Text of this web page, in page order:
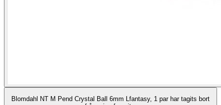
Blomdahl NT M Pend Crystal Ball 6mm Lfantasy, 1 par har tagits bort